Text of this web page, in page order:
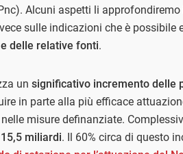
Alcuni aspetti li
sulle indicazioni che è possibile
delle relative fonti.
un significativo incremento delle
in parte alla più efficace
misure definanziate.
15,5 miliardi. Il 60% circa di questo